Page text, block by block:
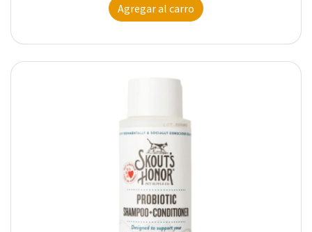
Agregar al carro